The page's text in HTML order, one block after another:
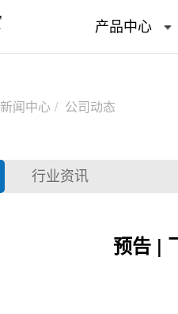
产品中心
新闻中心 公司动态
行业资讯
预告 |